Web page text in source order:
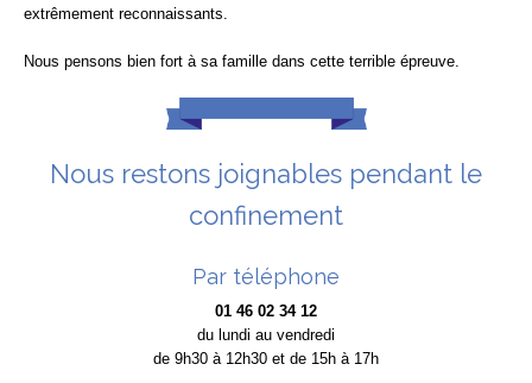
extrêmement reconnaissants.
Nous pensons bien fort à sa famille dans cette terrible épreuve.
Nous restons joignables pendant le
confinement
Par téléphone
01 46 02 34 12
du lundi au vendredi
de 9h30 à 12h30 et de 15h à 17h